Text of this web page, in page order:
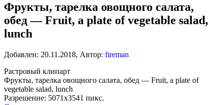
Фрукты, тарелка овощного салата,
обед — Fruit, a plate of vegetable salad,
lunch
Добавлен: 20.11.2018, Автор: fireman
Растровый клипарт
Фрукты, тарелка овощного салата, обед — Fruit, a plate of
vegetable salad, lunch
Разрешение: 5071х3541 пикс.